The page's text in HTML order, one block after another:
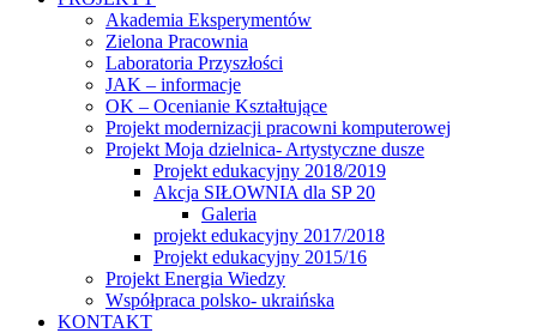
Akademia Eksperymentów
Zielona Pracownia
Laboratoria Przyszłości
JAK – informacje
OK – Ocenianie Kształtujące
Projekt modernizacji pracowni komputerowej
Projekt Moja dzielnica- Artystyczne dusze
Projekt edukacyjny 2018/2019
Akcja SIŁOWNIA dla SP 20
Galeria
projekt edukacyjny 2017/2018
Projekt edukacyjny 2015/16
Projekt Energia Wiedzy
Współpraca polsko- ukraińska
KONTAKT